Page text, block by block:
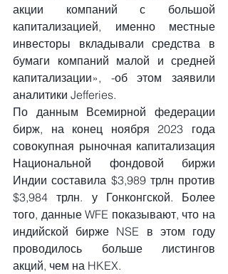
акции компаний с большой
капитализацией, именно местные
инвесторы вкладывали средства в
бумаги компаний малой и средней
капитализации», -об этом заявили
аналитики Jefferies.
По данным Всемирной федерации
бирж, на конец ноября 2023 года
совокупная рыночная капитализация
Национальной фондовой биржи
Индии составила $3,989 трлн против
$3,984 трлн. у Гонконгской. Более
того, данные WFE показывают, что на
индийской бирже NSE в этом году
проводилось больше листингов
акций, чем на HKEX.